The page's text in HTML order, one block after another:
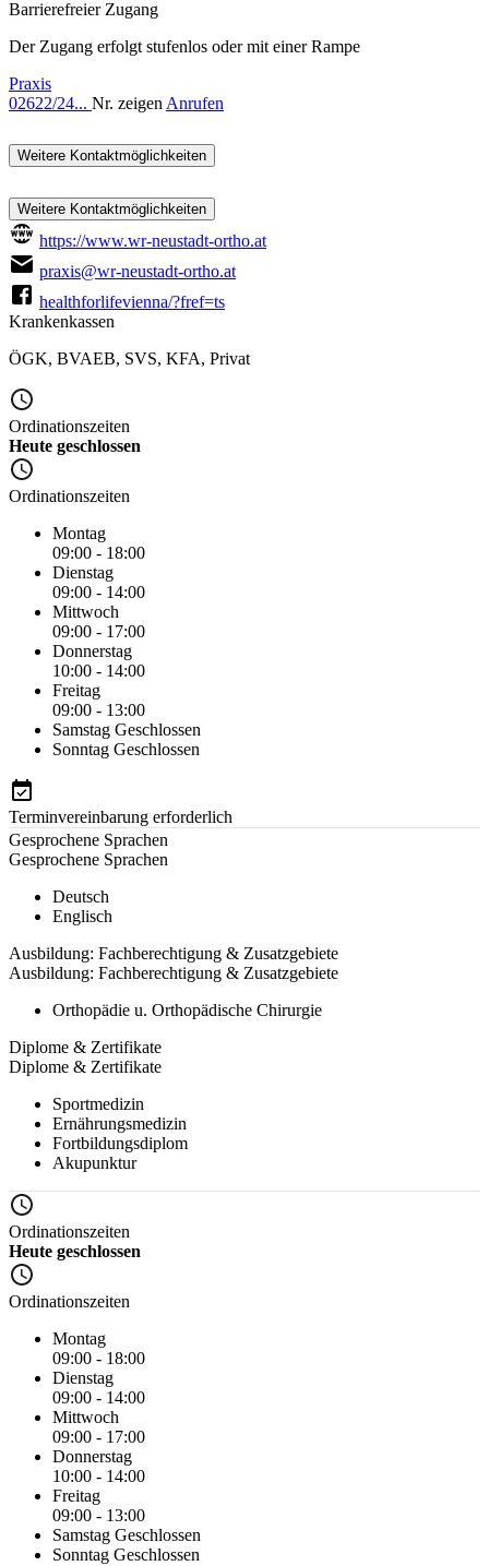
Barrierefreier Zugang
Der Zugang erfolgt stufenlos oder mit einer Rampe
Praxis
02622/24... Nr. zeigenAnrufen
Weitere Kontaktmöglichkeiten
Weitere Kontaktmöglichkeiten
https://www.wr-neustadt-ortho.at
praxis@wr-neustadt-ortho.at
healthforlifevienna/?fref=ts
Krankenkassen
ÖGK, BVAEB, SVS, KFA, Privat
Ordinationszeiten
Heute geschlossen
Ordinationszeiten
Montag
09:00 - 18:00
Dienstag
09:00 - 14:00
Mittwoch
09:00 - 17:00
Donnerstag
10:00 - 14:00
Freitag
09:00 - 13:00
Samstag Geschlossen
Sonntag Geschlossen
Terminvereinbarung erforderlich
Gesprochene Sprachen
Gesprochene Sprachen
Deutsch
Englisch
Ausbildung: Fachberechtigung & Zusatzgebiete
Ausbildung: Fachberechtigung & Zusatzgebiete
Orthopädie u. Orthopädische Chirurgie
Diplome & Zertifikate
Diplome & Zertifikate
Sportmedizin
Ernährungsmedizin
Fortbildungsdiplom
Akupunktur
Ordinationszeiten
Heute geschlossen
Ordinationszeiten
Montag
09:00 - 18:00
Dienstag
09:00 - 14:00
Mittwoch
09:00 - 17:00
Donnerstag
10:00 - 14:00
Freitag
09:00 - 13:00
Samstag Geschlossen
Sonntag Geschlossen